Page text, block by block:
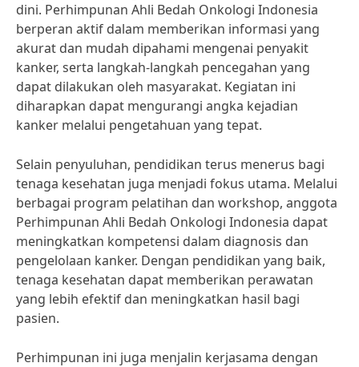
dini. Perhimpunan Ahli Bedah Onkologi Indonesia
berperan aktif dalam memberikan informasi yang
akurat dan mudah dipahami mengenai penyakit
kanker, serta langkah-langkah pencegahan yang
dapat dilakukan oleh masyarakat. Kegiatan ini
diharapkan dapat mengurangi angka kejadian
kanker melalui pengetahuan yang tepat.
Selain penyuluhan, pendidikan terus menerus bagi
tenaga kesehatan juga menjadi fokus utama. Melalui
berbagai program pelatihan dan workshop, anggota
Perhimpunan Ahli Bedah Onkologi Indonesia dapat
meningkatkan kompetensi dalam diagnosis dan
pengelolaan kanker. Dengan pendidikan yang baik,
tenaga kesehatan dapat memberikan perawatan
yang lebih efektif dan meningkatkan hasil bagi
pasien.
Perhimpunan ini juga menjalin kerjasama dengan